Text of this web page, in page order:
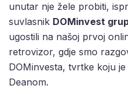
unutar nje žele probiti,
suvlasnik DOMinvest
ugostili na našoj prvoj
retrovizor, gdje smo
DOMinvesta, tvrtke koju
Deanom.